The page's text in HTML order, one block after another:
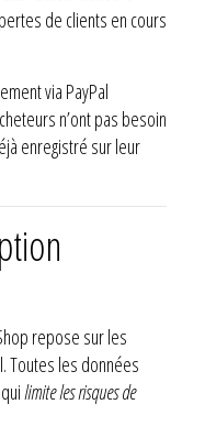
de clients en cours
via PayPal
n’ont pas besoin
enregistré sur leur
repose sur les
Toutes les données
limite les risques de